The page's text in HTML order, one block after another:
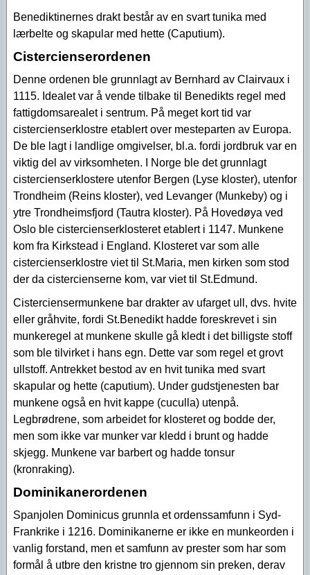
Benediktinernes drakt består av en svart tunika med
lærbelte og skapular med hette (Caputium).
Cistercienserordenen
Denne ordenen ble grunnlagt av Bernhard av Clairvaux i
1115. Idealet var å vende tilbake til Benedikts regel med
fattigdomsarealet i sentrum. På meget kort tid var
cistercienserklostre etablert over mesteparten av Europa.
De ble lagt i landlige omgivelser, bl.a. fordi jordbruk var en
viktig del av virksomheten. I Norge ble det grunnlagt
cistercienserklostere utenfor Bergen (Lyse kloster), utenfor
Trondheim (Reins kloster), ved Levanger (Munkeby) og i
ytre Trondheimsfjord (Tautra kloster). På Hovedøya ved
Oslo ble cistercienserklosteret etablert i 1147. Munkene
kom fra Kirkstead i England. Klosteret var som alle
cistercienserklostre viet til St.Maria, men kirken som stod
der da cistercienserne kom, var viet til St.Edmund.
Cisterciensermunkene bar drakter av ufarget ull, dvs. hvite
eller gråhvite, fordi St.Benedikt hadde foreskrevet i sin
munkeregel at munkene skulle gå kledt i det billigste stoff
som ble tilvirket i hans egn. Dette var som regel et grovt
ullstoff. Antrekket bestod av en hvit tunika med svart
skapular og hette (caputium). Under gudstjenesten bar
munkene også en hvit kappe (cuculla) utenpå.
Legbrødrene, som arbeidet for klosteret og bodde der,
men som ikke var munker var kledd i brunt og hadde
skjegg. Munkene var barbert og hadde tonsur
(kronraking).
Dominikanerordenen
Spanjolen Dominicus grunnla et ordenssamfunn i Syd-
Frankrike i 1216. Dominikanerne er ikke en munkeorden i
vanlig forstand, men et samfunn av prester som har som
formål å utbre den kristne tro gjennom sin preken, derav